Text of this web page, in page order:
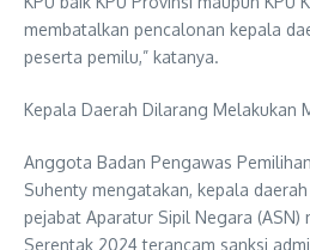
membatalkan pencalonan kepala
peserta pemilu,” katanya.
Kepala Daerah Dilarang Melakukan
Anggota Badan Pengawas
Suhenty mengatakan, kepala
pejabat Aparatur Sipil Negara (ASN)
Serentak 2024 terancam sanksi